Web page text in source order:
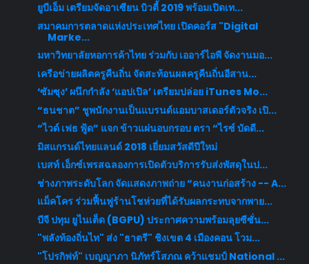
ยูบีเอ็ม เตรียมจัดอาเซียน บิวตี้ 2019 พร้อมเปิดเท...
สมาคมการตลาดแห่งประเทศไทย เปิดคอร์ส "Digital
Marke...
มหาวิทยาลัยหอการค้าไทย ร่วมกับ เออาร์ไอพี จัดงานมอ...
เครือข่ายผลิตครูคืนถิ่น จัดสะท้อนผลครูคืนถิ่นอีสาน...
‘ซัมซุง’ ผนึกกำลัง ‘แอปเปิล’ เตรียมปล่อย iTunes Mo...
“ธนชาต” ชูพนักงานเป็นแบรนด์แอมบาสเดอร์ตัวจริง เปิ...
“ไวด์ เฟธ ฟู้ด” แจก ข้าวแผ่นอบกรอบ ตรา “ไรซ์ บัดดี...
มิสแกรนด์ไทยแลนด์ 2018 เยี่ยมสวัสดีปีใหม่
เบสท์ เอ็กซ์เพรสฉลองการเปิดตัวบริการรับส่งพัสดุในป...
ช่างภาพระดับโลก จัดแสดงภาพถ่าย “คนงานก่อสร้าง -- A...
แม็คโคร ร่วมฟื้นฟูร้านโชห่วยที่ได้รับผลกระทบจากพาย...
บีจี ปทุม ยูไนเต็ด (BGPU) ประกาศความพร้อมลุยซีซั่น...
"พลังท้องถิ่นไท" ส่ง "ธาตรี" ชิงเขต 4 เมืองคอน โวม...
"โปรกิฟท์" เบญญาภา นิภัทร์โสภณ คว้าแชมป์ National ...